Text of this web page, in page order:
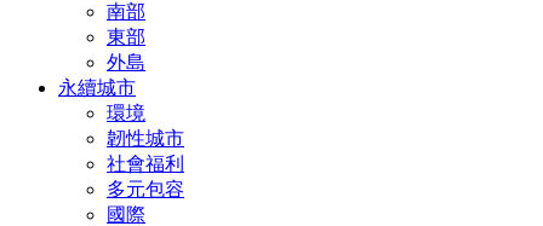
南部
東部
外島
永續城市
環境
韌性城市
社會福利
多元包容
國際